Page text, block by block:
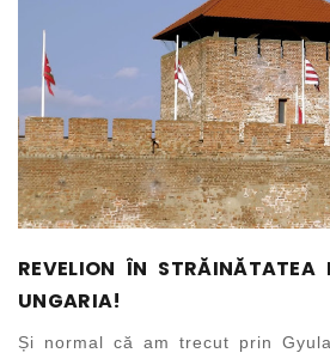
REVELION ÎN STRĂINĂTATEA
UNGARIA!
Și normal că am trecut prin